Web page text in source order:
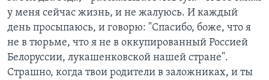
у меня сейчас жизнь, и не жалуюсь. И каждый
день просыпаюсь, и говорю: "Спасибо, боже, что я
не в тюрьме, что я не в оккупированный Россией
Белоруссии, лукашенковской нашей стране".
Страшно, когда твои родители в заложниках, и ты